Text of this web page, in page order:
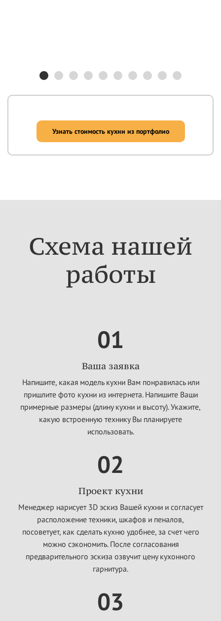
Узнать стоимость кухни из портфолио
Схема нашей
работы
01
Ваша заявка
Напишите, какая модель кухни Вам понравилась или
пришлите фото кухни из интернета. Напишите Ваши
примерные размеры (длину кухни и высоту). Укажите,
какую встроенную технику Вы планируете
использовать.
02
Проект кухни
Менеджер нарисует 3D эскиз Вашей кухни и согласует
расположение техники, шкафов и пеналов,
посоветует, как сделать кухню удобнее, за счет чего
можно сэкономить. После согласования
предварительного эскиза озвучит цену кухонного
гарнитура.
03